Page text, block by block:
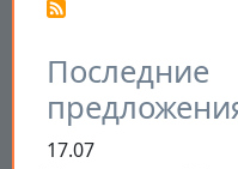
Последние
17.07